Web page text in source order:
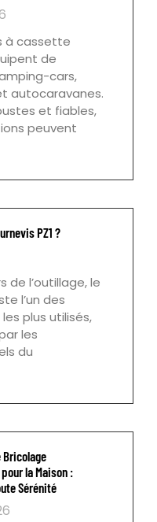
à cassette
de
cars,
autocaravanes.
et fiables,
peuvent
PZ1 ?
de l’outillage, le
l’un des
plus utilisés,
les
du
Bricolage
la Maison :
Sérénité